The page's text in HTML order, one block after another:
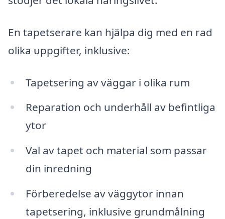
En tapetserare kan hjälpa dig med en rad
olika uppgifter, inklusive:
Tapetsering av väggar i olika rum
Reparation och underhåll av befintliga
ytor
Val av tapet och material som passar
din inredning
Förberedelse av väggytor innan
tapetsering, inklusive grundmålning